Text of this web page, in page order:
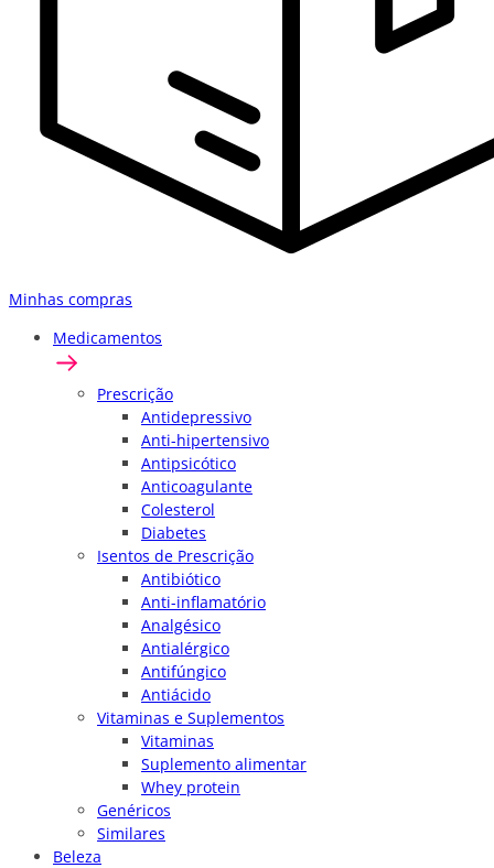
Minhas compras
Medicamentos
Prescrição
Antidepressivo
Anti-hipertensivo
Antipsicótico
Anticoagulante
Colesterol
Diabetes
Isentos de Prescrição
Antibiótico
Anti-inflamatório
Analgésico
Antialérgico
Antifúngico
Antiácido
Vitaminas e Suplementos
Vitaminas
Suplemento alimentar
Whey protein
Genéricos
Similares
Beleza